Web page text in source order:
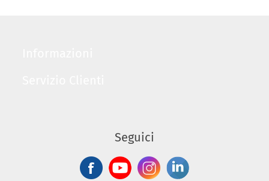
Seguici